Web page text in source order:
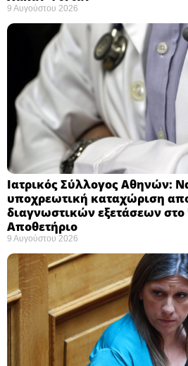
9 Αυγούστου 2026
Ιατρικός Σύλλογος Αθηνών:
υποχρεωτική καταχώριση
διαγνωστικών εξετάσεων
Αποθετήριο ​
9 Αυγούστου 2026